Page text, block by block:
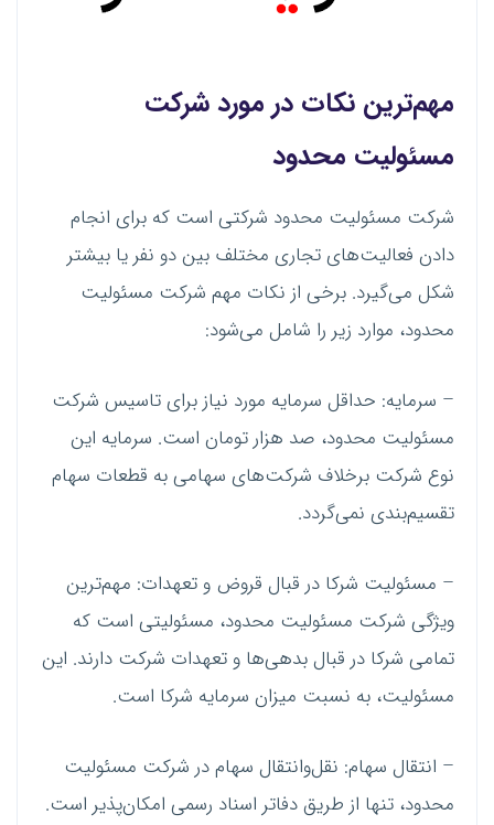
مهم‌ترین نکات در مورد شرکت
مسئولیت محدود
شرکت مسئولیت محدود شرکتی است که برای انجام
دادن فعالیت‌های تجاری مختلف بین دو نفر یا بیشتر
شکل می‌گیرد. برخی از نکات مهم شرکت مسئولیت
محدود، موارد زیر را شامل می‌شود:
– سرمایه: حداقل سرمایه مورد نیاز برای تاسیس شرکت
مسئولیت محدود، صد هزار تومان است. سرمایه این
نوع شرکت برخلاف شرکت‌های سهامی به قطعات سهام
تقسیم‌بندی نمی‌گردد.
– مسئولیت شرکا در قبال قروض و تعهدات: مهم‌ترین
ویژگی شرکت مسئولیت محدود، مسئولیتی است که
تمامی شرکا در قبال بدهی‌ها و تعهدات شرکت دارند. این
مسئولیت، به نسبت میزان سرمایه شرکا است.
– انتقال سهام: نقل‌وانتقال سهام در شرکت مسئولیت
محدود، تنها از طریق دفاتر اسناد رسمی امکان‌پذیر است.